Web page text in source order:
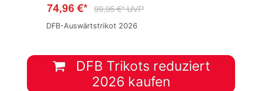
DFB-Auswärtstrikot 2026
DFB Trikots reduziert
2026 kaufen